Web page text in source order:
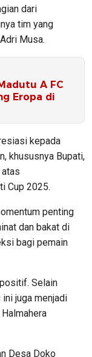
dari
tim yang
Musa.
A FC
Eropa di
kepada
khususnya Bupati,
Cup 2025.
penting
dan bakat di
bagi pemain
Selain
juga menjadi
Desa Doko